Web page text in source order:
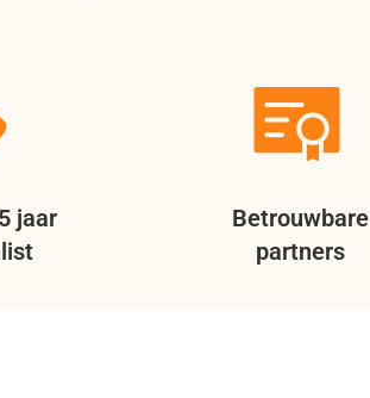
jaar
Betrouwbare
partners